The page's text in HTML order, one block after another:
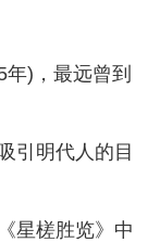
)，最远曾到
引明代人的目
星槎胜览》中